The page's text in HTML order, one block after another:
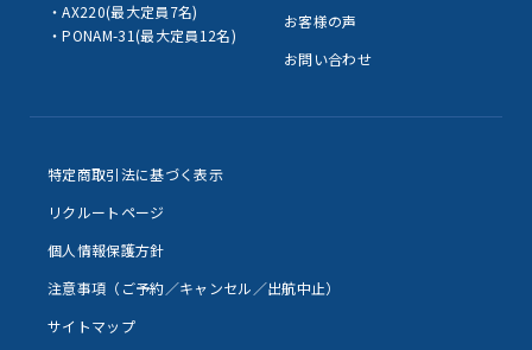
・AX220(最大定員7名)
・PONAM-31(最大定員12名)
お客様の声
お問い合わせ
特定商取引法に基づく表示
リクルートページ
個人情報保護方針
注意事項（ご予約／キャンセル／出航中止）
サイトマップ